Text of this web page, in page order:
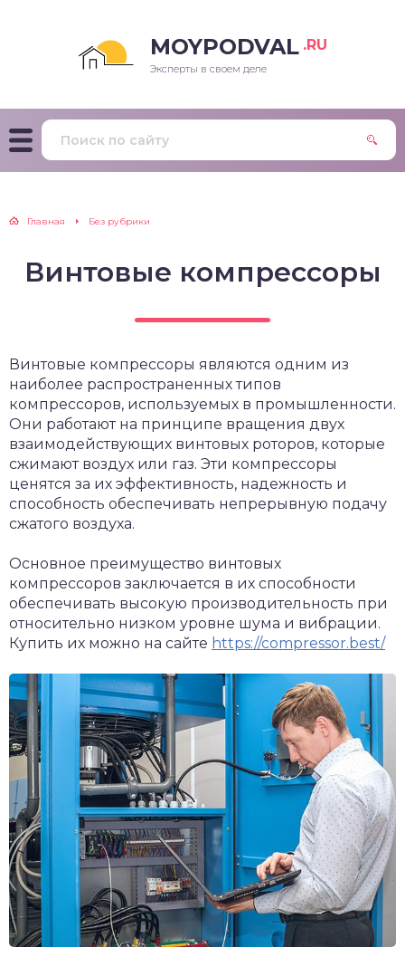
MOYPODVAL .RU
Эксперты в своем деле
Главная Без рубрики
Винтовые компрессоры
Винтовые компрессоры являются одним из
наиболее распространенных типов
компрессоров, используемых в промышленности.
Они работают на принципе вращения двух
взаимодействующих винтовых роторов, которые
сжимают воздух или газ. Эти компрессоры
ценятся за их эффективность, надежность и
способность обеспечивать непрерывную подачу
сжатого воздуха.
Основное преимущество винтовых
компрессоров заключается в их способности
обеспечивать высокую производительность при
относительно низком уровне шума и вибрации.
Купить их можно на сайте https://compressor.best/